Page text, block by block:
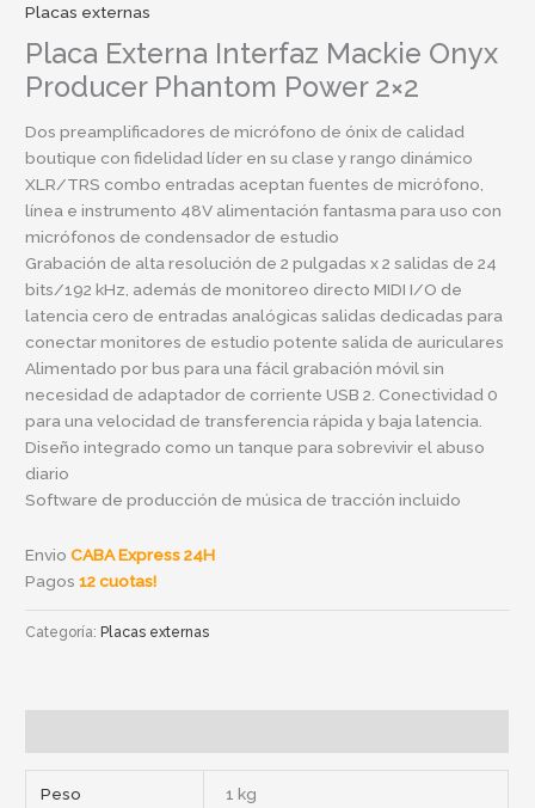
Placas externas
Placa Externa Interfaz Mackie Onyx
Producer Phantom Power 2×2
Dos preamplificadores de micrófono de ónix de calidad
boutique con fidelidad líder en su clase y rango dinámico
XLR/TRS combo entradas aceptan fuentes de micrófono,
línea e instrumento 48V alimentación fantasma para uso con
micrófonos de condensador de estudio
Grabación de alta resolución de 2 pulgadas x 2 salidas de 24
bits/192 kHz, además de monitoreo directo MIDI I/O de
latencia cero de entradas analógicas salidas dedicadas para
conectar monitores de estudio potente salida de auriculares
Alimentado por bus para una fácil grabación móvil sin
necesidad de adaptador de corriente USB 2. Conectividad 0
para una velocidad de transferencia rápida y baja latencia.
Diseño integrado como un tanque para sobrevivir el abuso
diario
Software de producción de música de tracción incluido
Envio CABA Express 24H
Pagos 12 cuotas!
Categoría:Placas externas
Peso 1 kg